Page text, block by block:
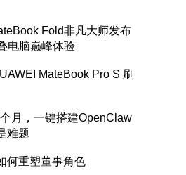
Fold非凡大师发布
电脑巅峰体验
MateBook Pro S 刷
月，一键搭建OpenClaw
难题
何重塑董事角色